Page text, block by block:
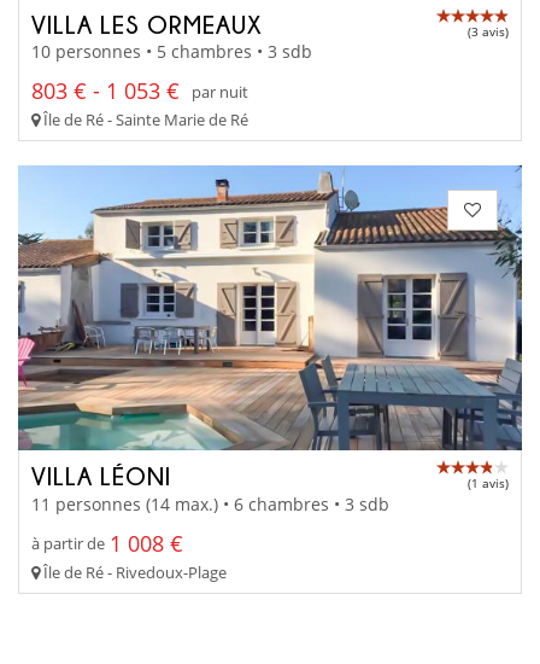
VILLA LES ORMEAUX (3 avis)
10 personnes • 5 chambres • 3 sdb
803 € - 1 053 €
par nuit
Île de Ré - Sainte Marie de Ré
VILLA LÉONI (1 avis)
11 personnes (14 max.) • 6 chambres • 3 sdb
à partir de 1 008 €
Île de Ré - Rivedoux-Plage